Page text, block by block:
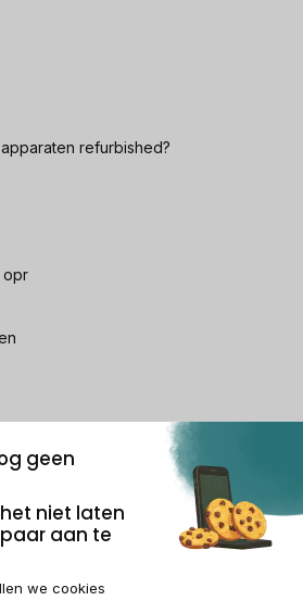
refurbished?
opr
betaling
& AGBeheer van cookies